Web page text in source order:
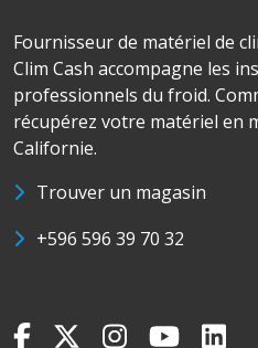
Fournisseur de matériel de
Clim Cash accompagne les
professionnels du froid.
récupérez votre matériel en
Californie.
Trouver un magasin
+596 596 39 70 32